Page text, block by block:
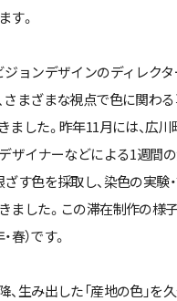
す。
ジョンデザインのディレクタ
さまざまな視点で色に関わ
ました。昨年11月には、広川
デザイナーなどによる1週間
ざす色を採取し、染色の実
ました。この滞在制作の様
春）です。
、生み出した「産地の色」